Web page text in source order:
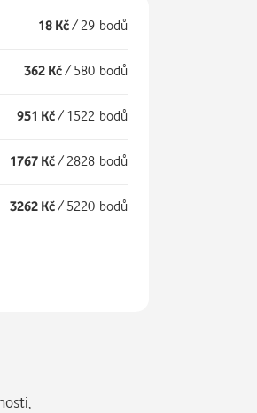
18 Kč/ 29 bodů
362 Kč/ 580 bodů
951 Kč/ 1522 bodů
1767 Kč/ 2828 bodů
3262 Kč/ 5220 bodů